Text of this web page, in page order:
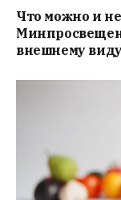
Что можно и
внешнему виду